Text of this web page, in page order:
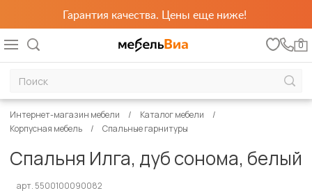
Гарантия качества. Цены еще ниже!
0
Интернет-магазин мебели
Каталог мебели
Корпусная мебель
Спальные гарнитуры
Спальня Илга, дуб сонома, белый
арт. 5500100090082